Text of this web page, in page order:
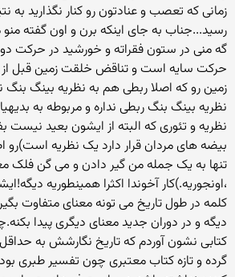
زمانی که تعصب و عنادتون رو کنار نگذارید به
رسید...جناب به جای اینکه برن و اون گفته منو
گه منی در ستون فقراته و خورشید در حرکت
حرکت سایه است و تناقض خلقت زمین قبل از
زمین رو که اصلا ربطی هم به نظریه بینگ بنگ
نظریه بینگ بنگ ربطی نداره و مربوطه به
نظریه و تئوری که البته از ایشون بعید نیست
بیضه های مردان قرار دارد یک نظریه است)رو
تنها به یک جمله من گیر دادن و می گن فلک
،اونجوریه.)کار آخوندا اکثرا همینطوریه
کلمه در طول تاریخ می تونه معنای متفاوت
دیگه و در دوران جدید معنای دیگری پیدا
کتابی نشون آوردم که تاریخ نگارشش به
گرده و تازه کتاب معتبری چون تفسیر طبری